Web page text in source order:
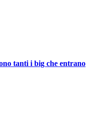
tanti i big che entrano